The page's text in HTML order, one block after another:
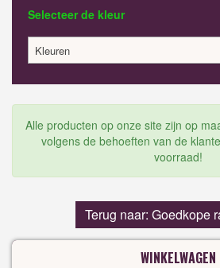
Selecteer de kleur
Kleuren
Alle producten op onze site zijn op
volgens de behoeften van de
voorraad!
Terug naar: Goedkope
WINKELWAGEN